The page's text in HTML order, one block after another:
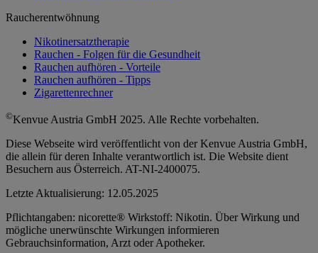
Raucherentwöhnung
Nikotinersatztherapie
Rauchen - Folgen für die Gesundheit
Rauchen aufhören - Vorteile
Rauchen aufhören - Tipps
Zigarettenrechner
©Kenvue Austria GmbH 2025. Alle Rechte vorbehalten.
Diese Webseite wird veröffentlicht von der Kenvue Austria GmbH,
die allein für deren Inhalte verantwortlich ist. Die Website dient
Besuchern aus Österreich. AT-NI-2400075.
Letzte Aktualisierung: 12.05.2025
Pflichtangaben: nicorette® Wirkstoff: Nikotin. Über Wirkung und
mögliche unerwünschte Wirkungen informieren
Gebrauchsinformation, Arzt oder Apotheker.